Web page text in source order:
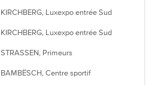
KIRCHBERG, Luxexpo entrée Sud
KIRCHBERG, Luxexpo entrée Sud
STRASSEN, Primeurs
BAMBËSCH, Centre sportif